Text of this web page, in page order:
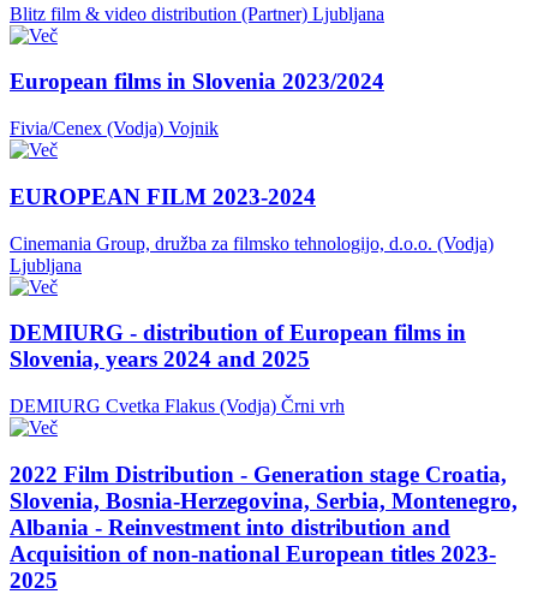
Blitz film & video distribution (Partner) Ljubljana
European films in Slovenia 2023/2024
Fivia/Cenex (Vodja) Vojnik
EUROPEAN FILM 2023-2024
Cinemania Group, družba za filmsko tehnologijo, d.o.o. (Vodja)
Ljubljana
DEMIURG - distribution of European films in
Slovenia, years 2024 and 2025
DEMIURG Cvetka Flakus (Vodja) Črni vrh
2022 Film Distribution - Generation stage Croatia,
Slovenia, Bosnia-Herzegovina, Serbia, Montenegro,
Albania - Reinvestment into distribution and
Acquisition of non-national European titles 2023-
2025